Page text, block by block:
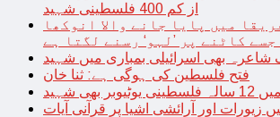
از کم 400 فلسطینی شہید
میں پایا جانے والا انوکھا
جسے کاٹنے پر ’لہو‘ رسنے لگتا ہے
بھی اسرائیلی بمباری میں شہید
فتح فلسطین کی ہوگی ہے: ثنا خان
شہید
اور آرائشی اشیا پر قرآنی آیات